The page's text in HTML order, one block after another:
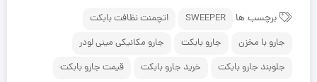
برچسب ها SWEEPER
اتچمنت نظافت بابکت
جارو با مخزن
جارو بابکت
جارو مکانیکی مینی لودر
جلوبند جارو بابکت
خرید جارو بابکت قیمت جارو بابکت